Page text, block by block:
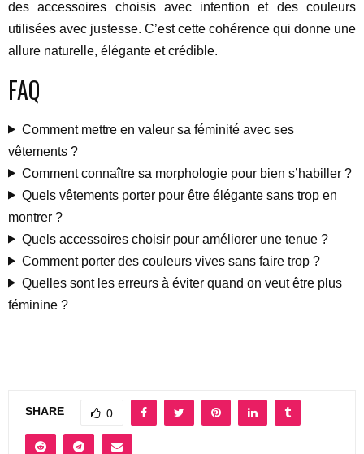
des accessoires choisis avec intention et des couleurs
utilisées avec justesse. C’est cette cohérence qui donne une
allure naturelle, élégante et crédible.
FAQ
Comment mettre en valeur sa féminité avec ses
vêtements ?
Comment connaître sa morphologie pour bien s’habiller ?
Quels vêtements porter pour être élégante sans trop en
montrer ?
Quels accessoires choisir pour améliorer une tenue ?
Comment porter des couleurs vives sans faire trop ?
Quelles sont les erreurs à éviter quand on veut être plus
féminine ?
SHARE 0